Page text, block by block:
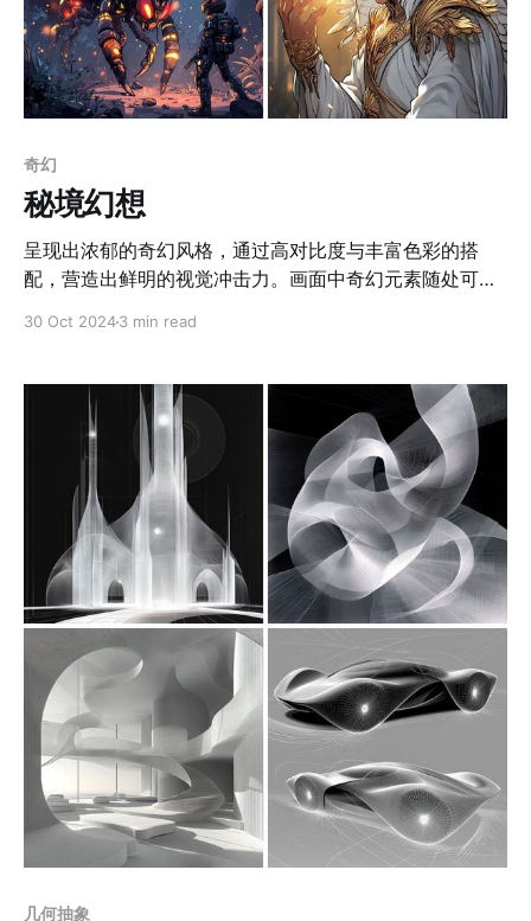
双重需求。 5. 展览与装饰：可用于童话主题展览或主题公
园的装饰
奇幻
秘境幻想
呈现出浓郁的奇幻风格，通过高对比度与丰富色彩的搭
配，营造出鲜明的视觉冲击力。画面中奇幻元素随处可
围。线条感是画风的另一大特点，角色边界清晰，背景与
前景的关系处理得体，而光影和色调则进一步增强了画面
的立体感和戏剧性。同时，画面中的局部细节，如树皮的
纹理、衣物的飘动、角色的神态等，都被强调并成为视觉
的焦点。这种画风既注重整体氛围的营造，又不放过细节
的刻画，最终呈现出极具叙事性与艺术表现力的作品。 应
用场景： 1. 奇幻小说插画：这类画风适合用作书籍封面或
章节插图，吸引奇幻类读者。 2. 角色设定与故事原画：可
用于影视、游戏中的角色设计和场景设定。 3. 艺术展览与
视觉传达：适合作为独立艺术作品展示，传递戏剧性与幻
想氛围。 4. 商品周边设计：这种风格的元素可以延伸到服
装、手办或装饰品中。 5. 游戏UI与CG展示：适合在RPG
或冒险游戏中用作插图或过场动画。 prompt： 1. A
towering ancien
30 Oct 20243 min read
几何抽象